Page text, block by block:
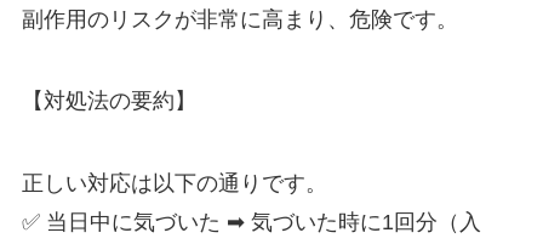
副作用のリスクが非常に高まり、危険です。
【対処法の要約】
正しい対応は以下の通りです。
✅ 当日中に気づいた ➡ 気づいた時に1回分（入